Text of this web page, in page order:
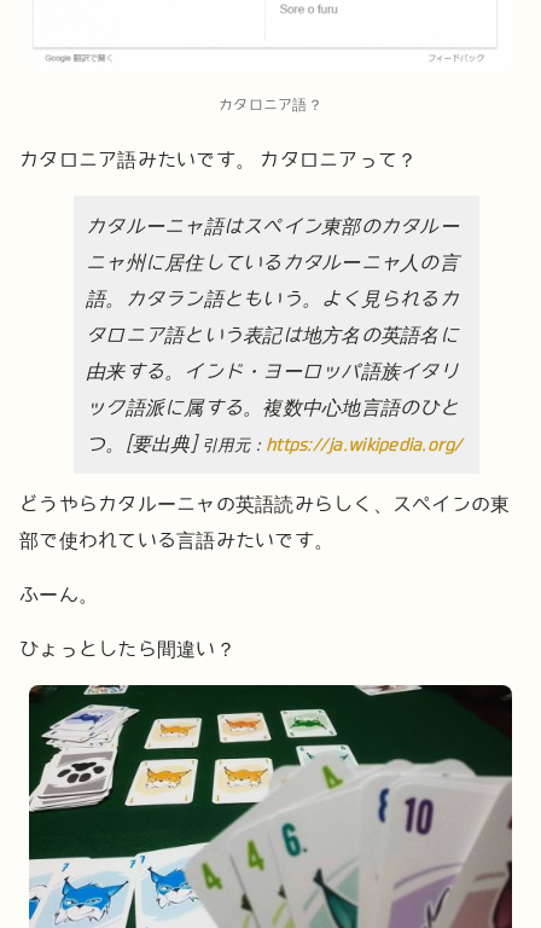
カタロニア語？
カタロニア語みたいです。 カタロニアって？
カタルーニャ語はスペイン東部のカタルー
ニャ州に居住しているカタルーニャ人の言
語。カタラン語ともいう。よく見られるカ
タロニア語という表記は地方名の英語名に
由来する。インド・ヨーロッパ語族イタリ
ック語派に属する。複数中心地言語のひと
つ。[要出典] 引用元： https://ja.wikipedia.org/
どうやらカタルーニャの英語読みらしく、スペインの東
部で使われている言語みたいです。
ふーん。
ひょっとしたら間違い？